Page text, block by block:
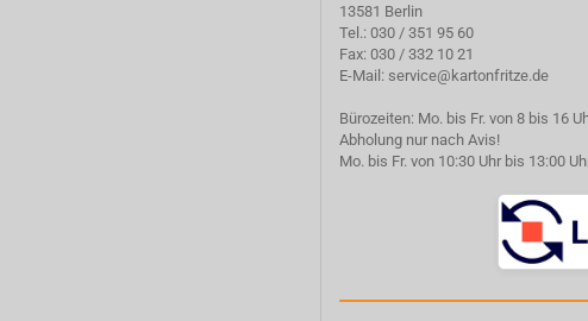
13581 Berlin
Tel.: 030 / 351 95 60
Fax: 030 / 332 10 21
E-Mail: service@kartonfritze.de
Bürozeiten: Mo. bis Fr. von 8 bis 16
Abholung nur nach Avis!
Mo. bis Fr. von 10:30 Uhr bis 13:00